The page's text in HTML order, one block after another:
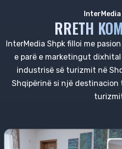
Channel Manager
Kanalet e Shpërndarjes
Çmimet
Mbështetje Teknike
Menaxhimi i Rezervimeve
Booking Engine
Akomodimi
Hotelet
Hostelet
B&B dhe Bujtina
Burimet
Mjetet & Udhëzimet
Mbështetje për Klientët
Kompania
Rreth Nesh
InterMedia
RRETH
InterMedia Shpk filloi me
e parë e marketingut
industrisë së turizmit në
Shqipërinë si një